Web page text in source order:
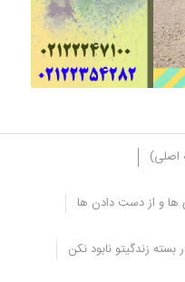
اصلی)
ها و از دست دادن ها
بسته زندگیتو نابود نکن
که در هنگام دچار شدن به